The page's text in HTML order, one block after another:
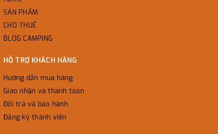
SẢN PHẨM
CHO THUÊ
BLOG CAMPING
HỖ TRỢ KHÁCH HÀNG
Hướng dẫn mua hàng
Giao nhận và thanh toán
Đổi trả và bảo hành
Đăng ký thành viên